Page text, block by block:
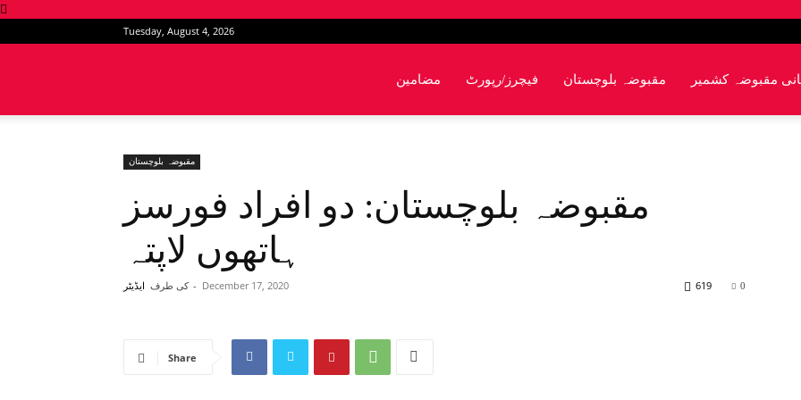
Tuesday, August 4, 2026
مضامین فیچرز/رپورٹ مقبوضہ بلوچستان مقبوضہ کشمیر
مقبوضہ بلوچستان
مقبوضہ بلوچستان: دو افراد فورسز
ہاتھوں لاپتہ
کی طرف ایڈیٹر - December 17, 2020 0
619
Share